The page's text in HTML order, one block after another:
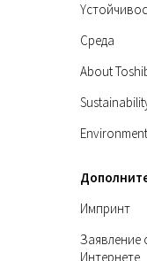
Среда
About
Environment
Импринт
Заявление
Интернете